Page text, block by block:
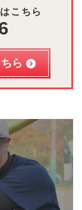
こちら
ら